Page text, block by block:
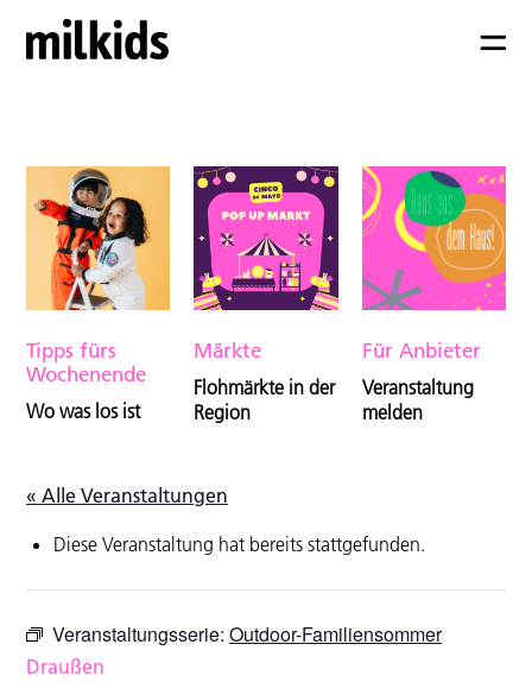
Tipps fürs
Wochenende
Wo was los ist
Märkte
Flohmärkte in der
Region
Für Anbieter
Veranstaltung
melden
« Alle Veranstaltungen
Diese Veranstaltung hat bereits stattgefunden.
Veranstaltungsserie: Outdoor-Familiensommer
Draußen